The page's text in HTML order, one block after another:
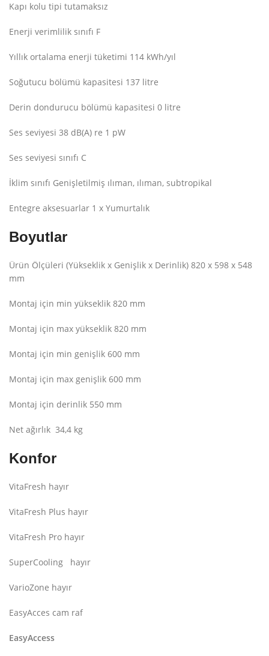
Kapı kolu tipi tutamaksız
Enerji verimlilik sınıfı F
Yıllık ortalama enerji tüketimi 114 kWh/yıl
Soğutucu bölümü kapasitesi 137 litre
Derin dondurucu bölümü kapasitesi 0 litre
Ses seviyesi 38 dB(A) re 1 pW
Ses seviyesi sınıfı C
İklim sınıfı Genişletilmiş ılıman, ılıman, subtropikal
Entegre aksesuarlar 1 x Yumurtalık
Boyutlar
Ürün Ölçüleri (Yükseklik x Genişlik x Derinlik) 820 x 598 x 548
mm
Montaj için min yükseklik 820 mm
Montaj için max yükseklik 820 mm
Montaj için min genişlik 600 mm
Montaj için max genişlik 600 mm
Montaj için derinlik 550 mm
Net ağırlık 34,4 kg
Konfor
VitaFresh hayır
VitaFresh Plus hayır
VitaFresh Pro hayır
SuperCooling hayır
VarioZone hayır
EasyAcces cam raf
EasyAccess